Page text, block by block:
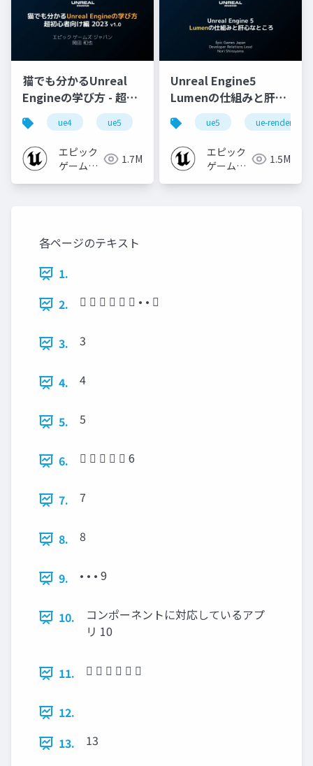
猫でも分かるUnreal
Engineの学び方 - 超初
心者向け編 - 2023 v1.0
ue4 ue5 ue-beginner
エピック
ゲームズ
1.7M
Unreal Engine5
Lumenの仕組みと肝心
なところ
ue5 ue-rendering
エピック
ゲームズ
1.5M
各ページのテキスト
1.
2.
      • • ☚
3. 3
4. 4
5. 5
6.      6
7. 7
8. 8
9. • • • 9
10.
コンポーネントに対応しているアプ
リ 10
11.      
12.
13.
13